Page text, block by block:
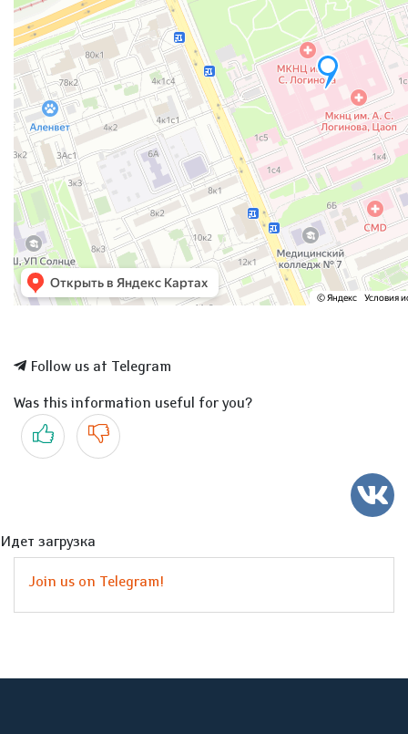
Follow us at Telegram
Was this information useful for you?
Yes No
Идет загрузка
Join us on Telegram!